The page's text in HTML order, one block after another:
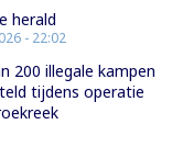
herald
- 22:02
200 illegale kampen
tijdens operatie